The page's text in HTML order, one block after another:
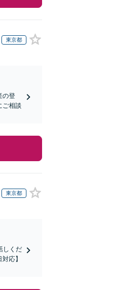
東京都
の登
ご相談
東京都
しくだ
応】